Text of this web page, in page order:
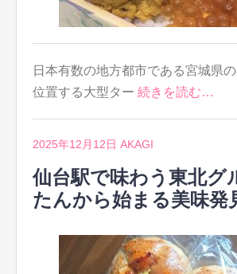
日本有数の地方都市である宮城県
位置する大型ター 続きを読む…
2025年12月12日 AKAGI
仙台駅で味わう東北グ
たんから始まる美味発